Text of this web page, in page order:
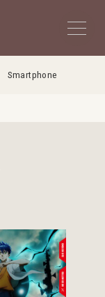
Smartphone